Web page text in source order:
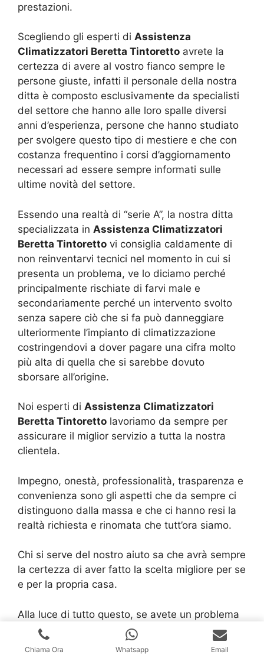
prestazioni.
Scegliendo gli esperti di Assistenza
Climatizzatori Beretta Tintoretto avrete la
certezza di avere al vostro fianco sempre le
persone giuste, infatti il personale della nostra
ditta è composto esclusivamente da specialisti
del settore che hanno alle loro spalle diversi
anni d’esperienza, persone che hanno studiato
per svolgere questo tipo di mestiere e che con
costanza frequentino i corsi d’aggiornamento
necessari ad essere sempre informati sulle
ultime novità del settore.
Essendo una realtà di “serie A”, la nostra ditta
specializzata in Assistenza Climatizzatori
Beretta Tintoretto vi consiglia caldamente di
non reinventarvi tecnici nel momento in cui si
presenta un problema, ve lo diciamo perché
principalmente rischiate di farvi male e
secondariamente perché un intervento svolto
senza sapere ciò che si fa può danneggiare
ulteriormente l’impianto di climatizzazione
costringendovi a dover pagare una cifra molto
più alta di quella che si sarebbe dovuto
sborsare all’origine.
Noi esperti di Assistenza Climatizzatori
Beretta Tintoretto lavoriamo da sempre per
assicurare il miglior servizio a tutta la nostra
clientela.
Impegno, onestà, professionalità, trasparenza e
convenienza sono gli aspetti che da sempre ci
distinguono dalla massa e che ci hanno resi la
realtà richiesta e rinomata che tutt’ora siamo.
Chi si serve del nostro aiuto sa che avrà sempre
la certezza di aver fatto la scelta migliore per se
e per la propria casa.
Alla luce di tutto questo, se avete un problema
di questo tipo, non esitate, ma mettetevi in
contatto con noi di
Assistenza Climatizzatori
Chiama Ora Whatsapp Email